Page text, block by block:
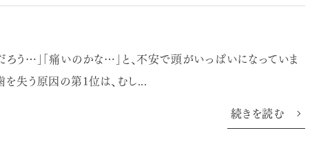
う…」「痛いのかな…」と、不安で頭がいっぱいになっていま
を失う原因の第1位は、むし...
続きを読む